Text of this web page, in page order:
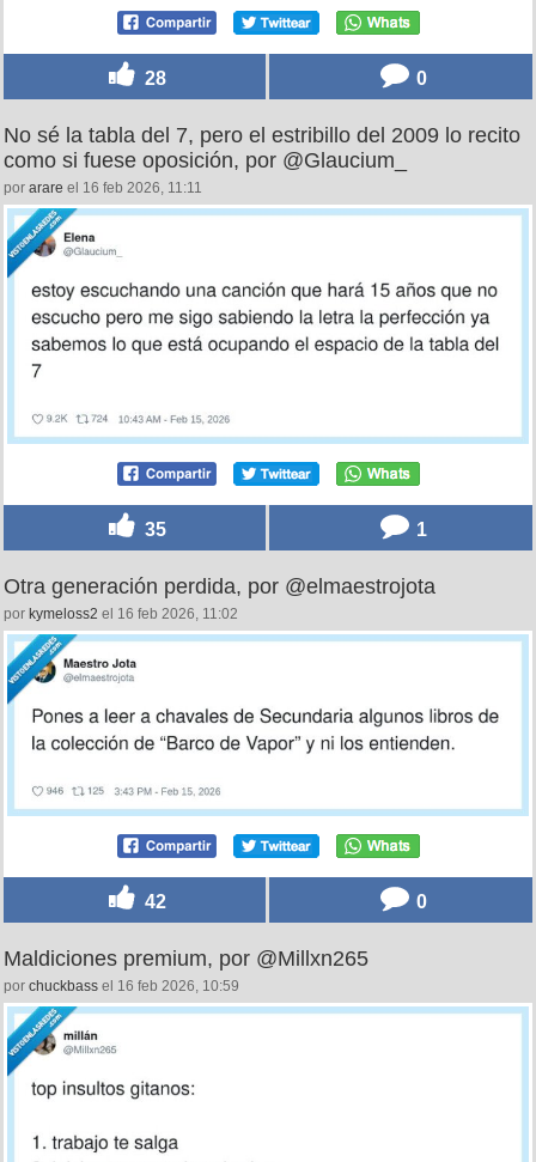
28 0
No sé la tabla del 7, pero el estribillo del 2009 lo recito
como si fuese oposición, por @Glaucium_
por arare el 16 feb 2026, 11:11
35 1
Otra generación perdida, por @elmaestrojota
por kymeloss2 el 16 feb 2026, 11:02
42 0
Maldiciones premium, por @Millxn265
por chuckbass el 16 feb 2026, 10:59